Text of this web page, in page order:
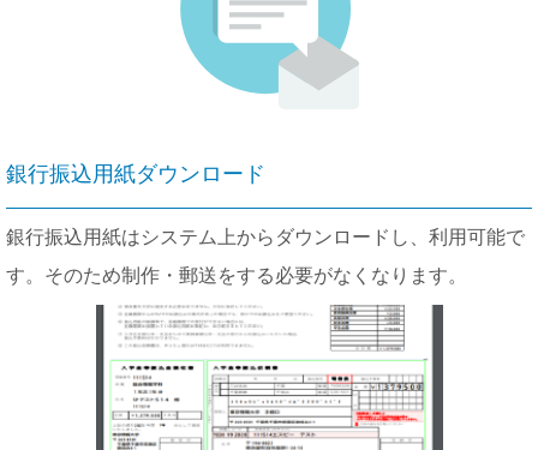
銀行振込用紙ダウンロード
銀行振込用紙はシステム上からダウンロードし、利用可能で
す。そのため制作・郵送をする必要がなくなります。